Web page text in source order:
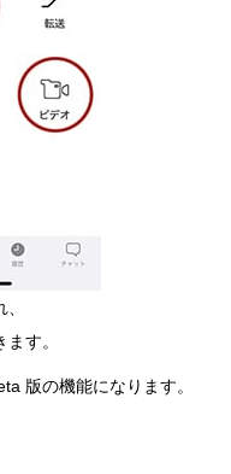
す。
版の機能になります。